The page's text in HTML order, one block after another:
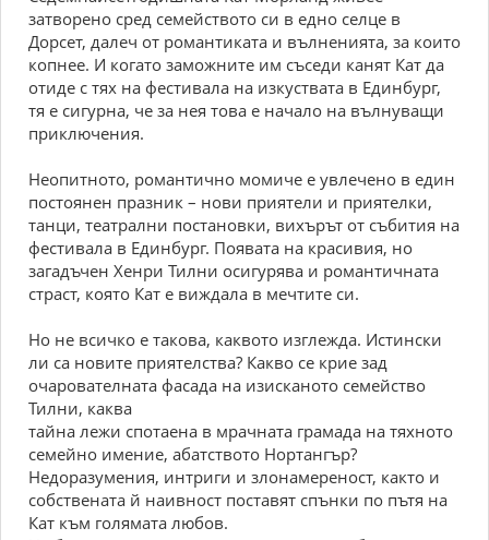
затворено сред семейството си в едно селце в
Дорсет, далеч от романтиката и вълненията, за които
копнее. И когато заможните им съседи канят Кат да
отиде с тях на фестивала на изкуствата в Единбург,
тя е сигурна, че за нея това е начало на вълнуващи
приключения.
Неопитното, романтично момиче е увлечено в един
постоянен празник – нови приятели и приятелки,
танци, театрални постановки, вихърът от събития на
фестивала в Единбург. Появата на красивия, но
загадъчен Хенри Тилни осигурява и романтичната
страст, която Кат е виждала в мечтите си.
Но не всичко е такова, каквото изглежда. Истински
ли са новите приятелства? Какво се крие зад
очарователната фасада на изисканото семейство
Тилни, каква
тайна лежи спотаена в мрачната грамада на тяхното
семейно имение, абатството Нортангър?
Недоразумения, интриги и злонамереност, както и
собствената й наивност поставят спънки по пътя на
Кат към голямата любов.